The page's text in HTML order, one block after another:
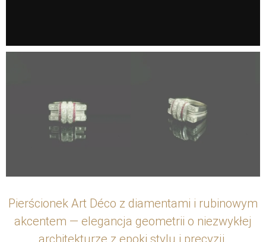
Pierścionek Art Déco z diamentami i rubinowym
akcentem — elegancja geometrii o niezwykłej
architekturze z epoki stylu i precyzji.